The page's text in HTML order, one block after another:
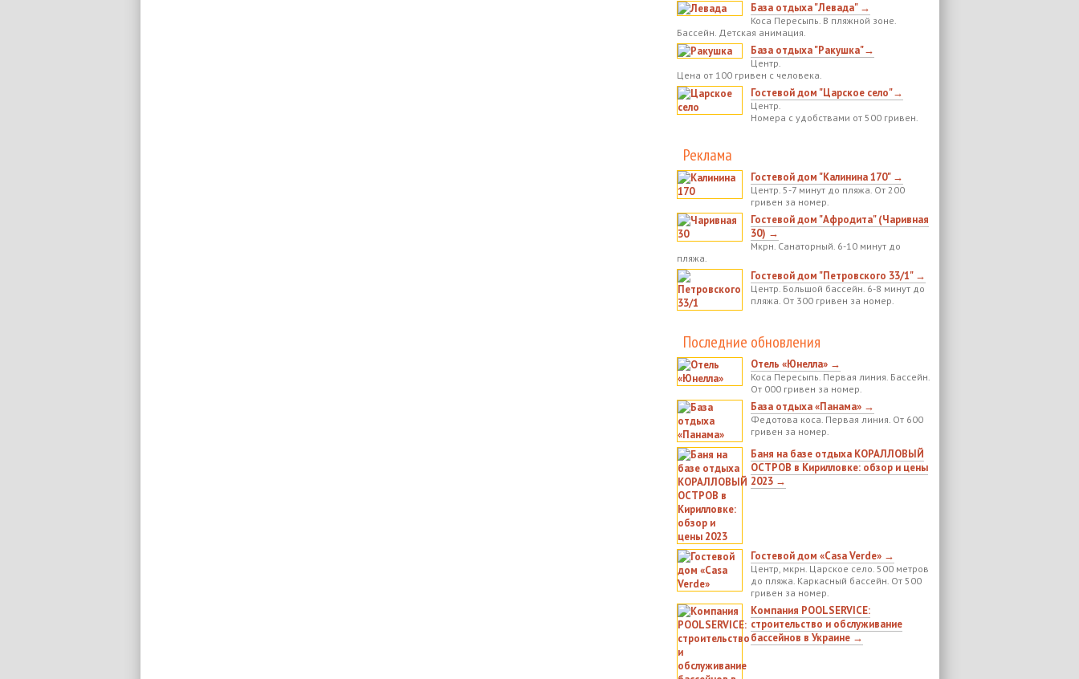
База отдыха "Левада" →
Коса Пересыпь. В пляжной зоне.
Бассейн. Детская анимация.
База отдыха "Ракушка"→
Центр.
Цена от 100 гривен с человека.
Гостевой дом "Царское село"→
Центр.
Номера с удобствами от 500 гривен.
Реклама
Гостевой дом "Калинина 170" →
Центр. 5-7 минут до пляжа. От 200
гривен за номер.
Гостевой дом "Афродита" (Чаривная
30) →
Мкрн. Санаторный. 6-10 минут до
пляжа.
Гостевой дом "Петровского 33/1" →
Центр. Большой бассейн. 6-8 минут до
пляжа. От 300 гривен за номер.
Последние обновления
Отель «Юнелла» →
Коса Пересыпь. Первая линия. Бассейн.
От 000 гривен за номер.
База отдыха «Панама» →
Федотова коса. Первая линия. От 600
гривен за номер.
Баня на базе отдыха КОРАЛЛОВЫЙ
ОСТРОВ в Кирилловке: обзор и цены
2023 →
Гостевой дом «Casa Verde» →
Центр, мкрн. Царское село. 500 метров
до пляжа. Каркасный бассейн. От 500
гривен за номер.
Компания POOLSERVICE:
строительство и обслуживание
бассейнов в Украине →